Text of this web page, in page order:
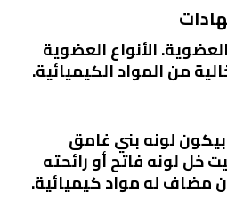
الأنواع العضوية
من المواد الكيميائية.
لونه بني غامق
خل لونه فاتح أو رائحته
له مواد كيميائية.